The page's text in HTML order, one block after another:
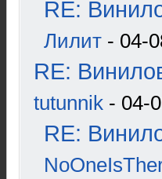
RE:
Лилит - 04-
RE:
tutunnik - 04-
RE: